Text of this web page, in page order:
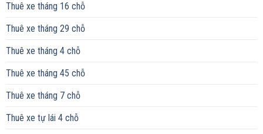
Thuê xe tháng 16 chỗ
Thuê xe tháng 29 chỗ
Thuê xe tháng 4 chỗ
Thuê xe tháng 45 chỗ
Thuê xe tháng 7 chỗ
Thuê xe tự lái 4 chỗ